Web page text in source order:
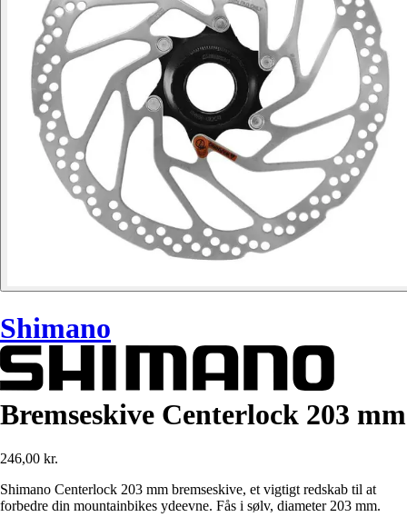
Shimano
Bremseskive Centerlock 203 mm
246,00 kr.
Shimano Centerlock 203 mm bremseskive, et vigtigt redskab til at
forbedre din mountainbikes ydeevne. Fås i sølv, diameter 203 mm.